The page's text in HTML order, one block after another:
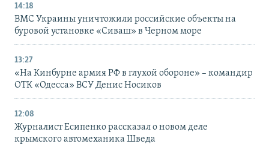
14:18
ВМС Украины уничтожили российские объекты на
буровой установке «Сиваш» в Черном море
13:27
«На Кинбурне армия РФ в глухой обороне» – командир
ОТК «Одесса» ВСУ Денис Носиков
12:08
Журналист Есипенко рассказал о новом деле
крымского автомеханика Шведа